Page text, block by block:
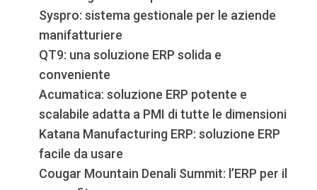
Syspro: sistema gestionale per le aziende
manifatturiere
QT9: una soluzione ERP solida e
conveniente
Acumatica: soluzione ERP potente e
scalabile adatta a PMI di tutte le dimensioni
Katana Manufacturing ERP: soluzione ERP
facile da usare
Cougar Mountain Denali Summit: l’ERP per il